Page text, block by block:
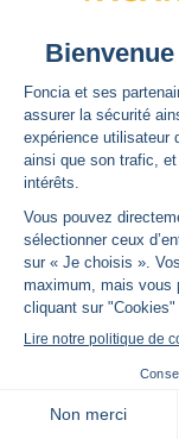
GSI by Foncia
Les services
Les services
Mini box wifi
Avis clients par
Les états des
Offre pour tous
Offre réservée
Termes et
Communauté